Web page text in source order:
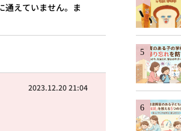
通えていません。ま
2023.12.20 21:04